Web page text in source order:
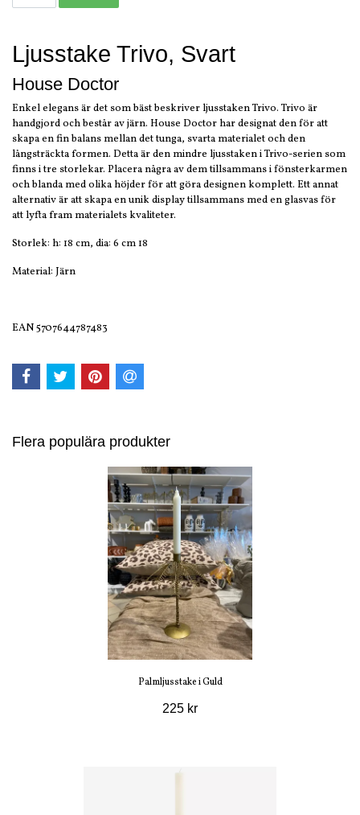
Ljusstake Trivo, Svart
House Doctor
Enkel elegans är det som bäst beskriver ljusstaken Trivo. Trivo är
handgjord och består av järn. House Doctor har designat den för att
skapa en fin balans mellan det tunga, svarta materialet och den
långsträckta formen. Detta är den mindre ljusstaken i Trivo-serien som
finns i tre storlekar. Placera några av dem tillsammans i fönsterkarmen
och blanda med olika höjder för att göra designen komplett. Ett annat
alternativ är att skapa en unik display tillsammans med en glasvas för
att lyfta fram materialets kvaliteter.
Storlek: h: 18 cm, dia: 6 cm 18
Material: Järn
EAN 5707644787483
Flera populära produkter
Palmljusstake i Guld
225 kr